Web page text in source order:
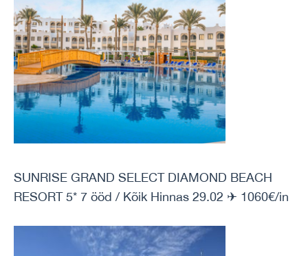
SUNRISE GRAND SELECT DIAMOND BEACH
RESORT 5* 7 ööd / Kõik Hinnas 29.02 ✈ 1060€/in